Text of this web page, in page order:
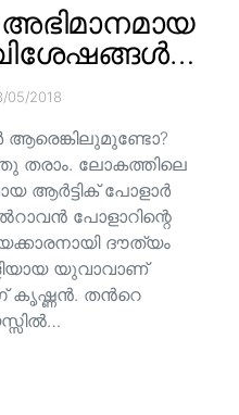
05/2018
ആരെങ്കിലുമുണ്ടോ?
തരാം. ലോകത്തിലെ
ആർട്ടിക് പോളാർ
പോളാറിന്റെ
ദൗത്യം
യുവാവാണ്
കൃഷ്ണന്‍. തന്‍റെ